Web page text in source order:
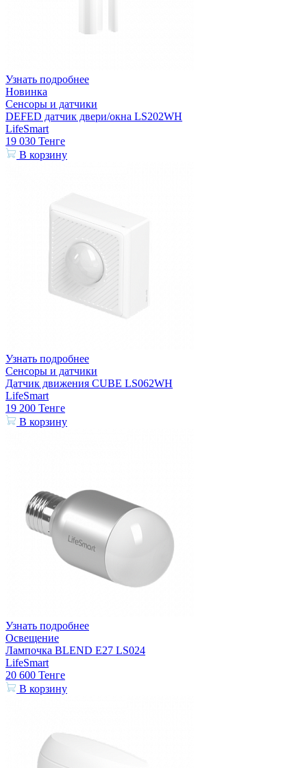
Узнать подробнее
Новинка
Сенсоры и датчики
DEFED датчик двери/окна LS202WH
LifeSmart
19 030 Тенге
В корзину
Узнать подробнее
Сенсоры и датчики
Датчик движения CUBE LS062WH
LifeSmart
19 200 Тенге
В корзину
Узнать подробнее
Освещение
Лампочка BLEND E27 LS024
LifeSmart
20 600 Тенге
В корзину